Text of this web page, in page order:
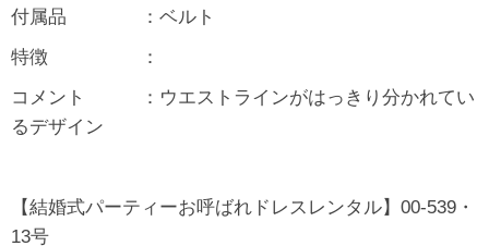
付属品 ：ベルト
特徴 ：
コメント ：ウエストラインがはっきり分かれてい
るデザイン
【結婚式パーティーお呼ばれドレスレンタル】00-539・
13号